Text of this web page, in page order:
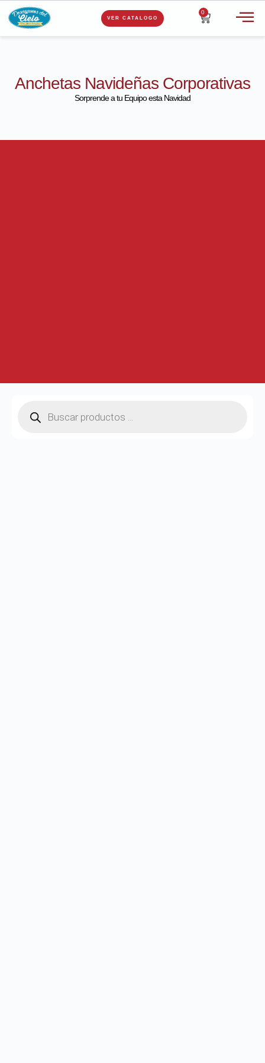
VER CATALOGO
0
Anchetas Navideñas Corporativas
Sorprende a tu Equipo esta Navidad